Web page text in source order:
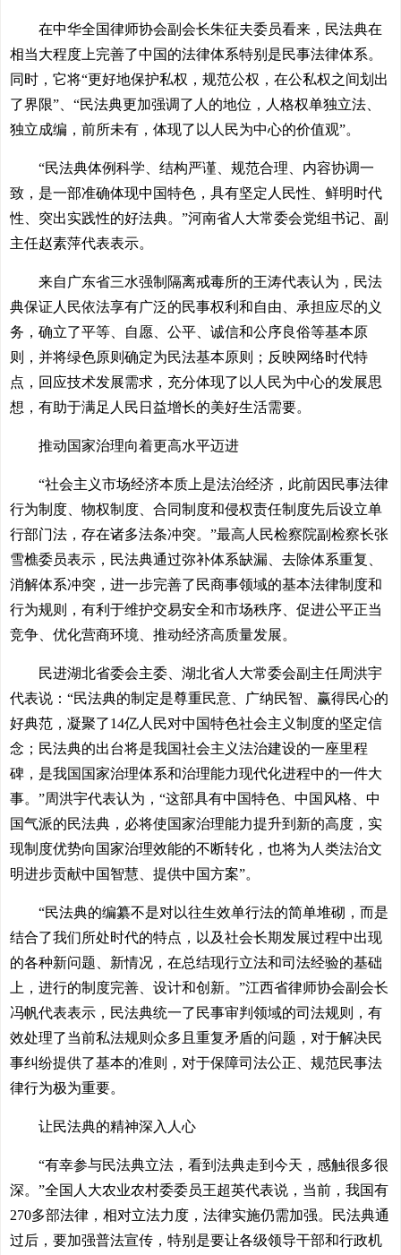
在中华全国律师协会副会长朱征夫委员看来，民法典在
相当大程度上完善了中国的法律体系特别是民事法律体系。
同时，它将“更好地保护私权，规范公权，在公私权之间划出
了界限”、“民法典更加强调了人的地位，人格权单独立法、
独立成编，前所未有，体现了以人民为中心的价值观”。
“民法典体例科学、结构严谨、规范合理、内容协调一
致，是一部准确体现中国特色，具有坚定人民性、鲜明时代
性、突出实践性的好法典。”河南省人大常委会党组书记、副
主任赵素萍代表表示。
来自广东省三水强制隔离戒毒所的王涛代表认为，民法
典保证人民依法享有广泛的民事权利和自由、承担应尽的义
务，确立了平等、自愿、公平、诚信和公序良俗等基本原
则，并将绿色原则确定为民法基本原则；反映网络时代特
点，回应技术发展需求，充分体现了以人民为中心的发展思
想，有助于满足人民日益增长的美好生活需要。
推动国家治理向着更高水平迈进
“社会主义市场经济本质上是法治经济，此前因民事法律
行为制度、物权制度、合同制度和侵权责任制度先后设立单
行部门法，存在诸多法条冲突。”最高人民检察院副检察长张
雪樵委员表示，民法典通过弥补体系缺漏、去除体系重复、
消解体系冲突，进一步完善了民商事领域的基本法律制度和
行为规则，有利于维护交易安全和市场秩序、促进公平正当
竞争、优化营商环境、推动经济高质量发展。
民进湖北省委会主委、湖北省人大常委会副主任周洪宇
代表说：“民法典的制定是尊重民意、广纳民智、赢得民心的
好典范，凝聚了14亿人民对中国特色社会主义制度的坚定信
念；民法典的出台将是我国社会主义法治建设的一座里程
碑，是我国国家治理体系和治理能力现代化进程中的一件大
事。”周洪宇代表认为，“这部具有中国特色、中国风格、中
国气派的民法典，必将使国家治理能力提升到新的高度，实
现制度优势向国家治理效能的不断转化，也将为人类法治文
明进步贡献中国智慧、提供中国方案”。
“民法典的编纂不是对以往生效单行法的简单堆砌，而是
结合了我们所处时代的特点，以及社会长期发展过程中出现
的各种新问题、新情况，在总结现行立法和司法经验的基础
上，进行的制度完善、设计和创新。”江西省律师协会副会长
冯帆代表表示，民法典统一了民事审判领域的司法规则，有
效处理了当前私法规则众多且重复矛盾的问题，对于解决民
事纠纷提供了基本的准则，对于保障司法公正、规范民事法
律行为极为重要。
让民法典的精神深入人心
“有幸参与民法典立法，看到法典走到今天，感触很多很
深。”全国人大农业农村委委员王超英代表说，当前，我国有
270多部法律，相对立法力度，法律实施仍需加强。民法典通
过后，要加强普法宣传，特别是要让各级领导干部和行政机